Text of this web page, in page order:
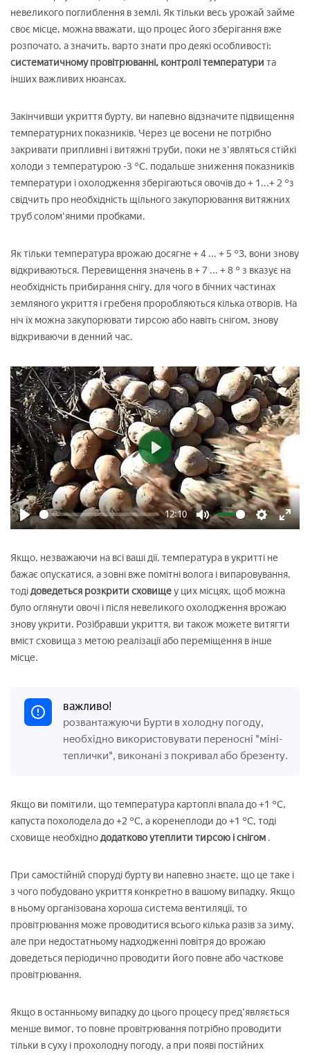
невеликого поглиблення в землі. Як тільки весь урожай займе
своє місце, можна вважати, що процес його зберігання вже
розпочато, а значить, варто знати про деякі особливості:
систематичному провітрюванні, контролі температури та
інших важливих нюансах.
Закінчивши укриття бурту, ви напевно відзначите підвищення
температурних показників. Через це восени не потрібно
закривати припливні і витяжні труби, поки не з'являться стійкі
холоди з температурою -3 °C. подальше зниження показників
температури і охолодження зберігаються овочів до + 1...+ 2 °з
свідчить про необхідність щільного закупорювання витяжних
труб солом'яними пробками.
Як тільки температура врожаю досягне + 4 ... + 5 °З, вони знову
відкриваються. Перевищення значень в + 7 ... + 8 ° з вказує на
необхідність прибирання снігу, для чого в бічних частинах
земляного укриття і гребеня проробляються кілька отворів. На
ніч їх можна закупорювати тирсою або навіть снігом, знову
відкриваючи в денний час.
Play
12:10
Mute Settings
Enter
Play
Якщо, незважаючи на всі ваші дії, температура в укритті не
бажає опускатися, а зовні вже помітні волога і випаровування,
тодідоведеться розкрити сховищеу цих місцях, щоб можна
було оглянути овочі і після невеликого охолодження врожаю
знову укрити. Розібравши укриття, ви також можете витягти
вміст сховища з метою реалізації або переміщення в інше
місце.
важливо!
розвантажуючи Бурти в холодну погоду,
необхідно використовувати переносні "міні-
теплички", виконані з покривал або брезенту.
Якщо ви помітили, що температура картоплі впала до +1 °С,
капуста похолодела до +2 °С, а коренеплоди до +1 °С, тоді
сховище необхіднододатково утеплити тирсою і снігом .
При самостійній споруді бурту ви напевно знаєте, що це таке і
з чого побудовано укриття конкретно в вашому випадку. Якщо
в ньому організована хороша система вентиляції, то
провітрювання може проводитися всього кілька разів за зиму,
але при недостатньому надходженні повітря до врожаю
доведеться періодично проводити його повне або часткове
провітрювання.
Якщо в останньому випадку до цього процесу пред'являється
менше вимог, то повне провітрювання потрібно проводити
тільки в суху і прохолодну погоду, а при появі постійних